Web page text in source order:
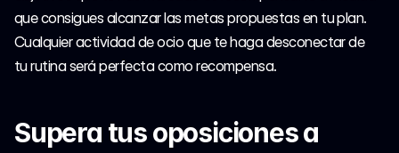
que consigues alcanzar las metas propuestas en tu plan.
Cualquier actividad de ocio que te haga desconectar de
tu rutina será perfecta como recompensa.
Supera tus oposiciones a